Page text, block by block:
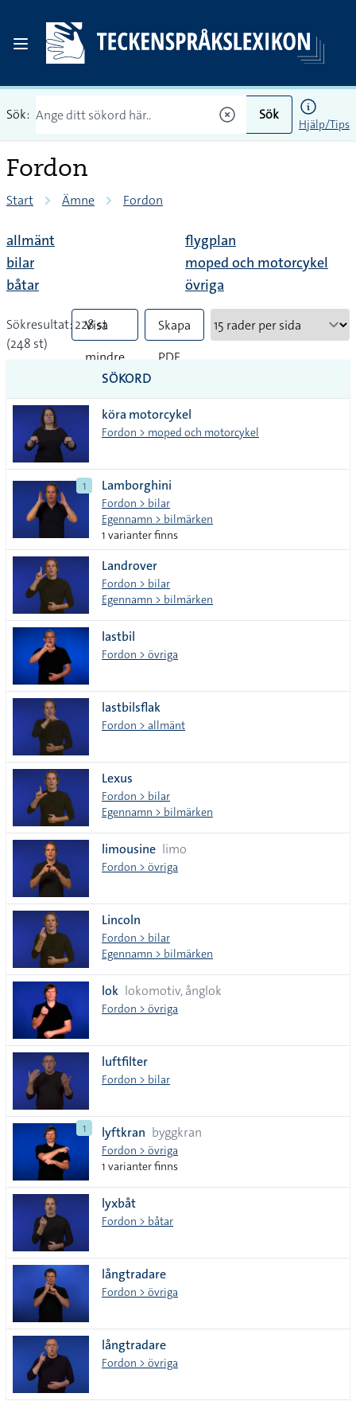
Sök: Sök
Hjälp/Tips
Fordon
Start Ämne Fordon
allmänt
bilar
båtar
flygplan
moped och motorcykel
övriga
Sökresultat: 228 st
(248 st)
Visa
mindre
tecken
Skapa
PDF
SÖKORD
köra motorcykel
Fordon > moped och motorcykel
1 Lamborghini
Fordon > bilar
Egennamn > bilmärken
1 varianter finns
Landrover
Fordon > bilar
Egennamn > bilmärken
lastbil
Fordon > övriga
lastbilsflak
Fordon > allmänt
Lexus
Fordon > bilar
Egennamn > bilmärken
limousine limo
Fordon > övriga
Lincoln
Fordon > bilar
Egennamn > bilmärken
lok lokomotiv, ånglok
Fordon > övriga
luftfilter
Fordon > bilar
1 lyftkran byggkran
Fordon > övriga
1 varianter finns
lyxbåt
Fordon > båtar
långtradare
Fordon > övriga
långtradare
Fordon > övriga